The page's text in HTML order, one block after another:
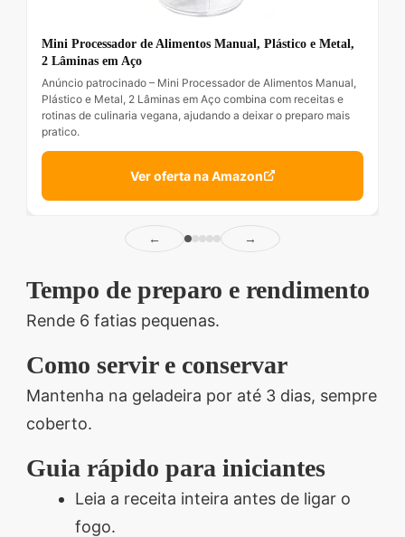
Mini Processador de Alimentos Manual, Plástico e Metal,
2 Lâminas em Aço
Anúncio patrocinado – Mini Processador de Alimentos Manual,
Plástico e Metal, 2 Lâminas em Aço combina com receitas e
rotinas de culinaria vegana, ajudando a deixar o preparo mais
pratico.
Ver oferta na Amazon
← →
Tempo de preparo e rendimento
Rende 6 fatias pequenas.
Como servir e conservar
Mantenha na geladeira por até 3 dias, sempre
coberto.
Guia rápido para iniciantes
Leia a receita inteira antes de ligar o
fogo.